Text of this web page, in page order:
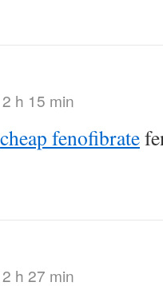
h 15 min
cheap fenofibrate
h 27 min